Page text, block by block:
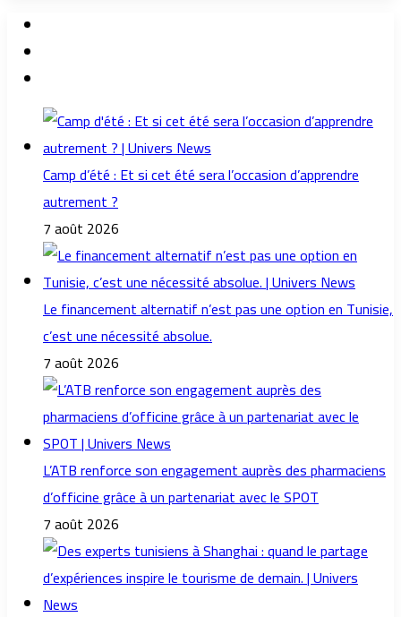
Camp d’été : Et si cet été sera l’occasion d’apprendre
autrement ?
7 août 2026
Le financement alternatif n’est pas une option en Tunisie,
c’est une nécessité absolue.
7 août 2026
L’ATB renforce son engagement auprès des pharmaciens
d’officine grâce à un partenariat avec le SPOT
7 août 2026